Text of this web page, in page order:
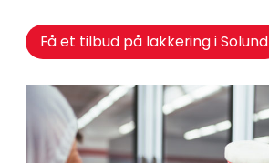
Få et tilbud på lakkering i Solund